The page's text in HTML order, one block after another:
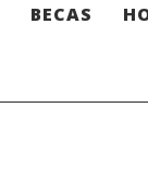
BECAS